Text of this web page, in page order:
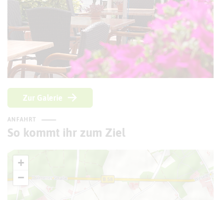
Zur Galerie
ANFAHRT
So kommt ihr zum Ziel
+
−